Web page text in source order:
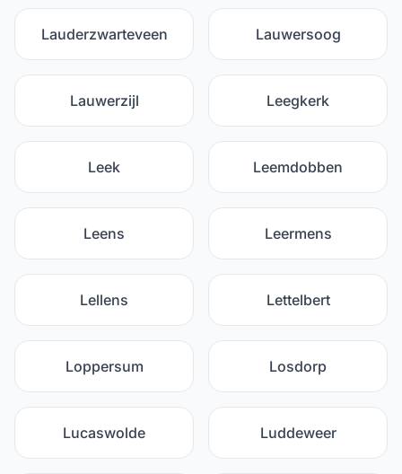
Lauderzwarteveen Lauwersoog
Lauwerzijl Leegkerk
Leek Leemdobben
Leens Leermens
Lellens Lettelbert
Loppersum Losdorp
Lucaswolde Luddeweer